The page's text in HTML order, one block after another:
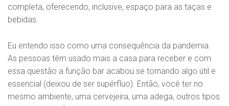
completa, oferecendo, inclusive, espaço para as taças e
bebidas.
Eu entendo isso como uma consequência da pandemia.
As pessoas têm usado mais a casa para receber e com
essa questão a função bar acabou se tornando algo útil e
essencial (deixou de ser supérfluo). Então, você ter no
mesmo ambiente, uma cervejeira, uma adega, outros tipos